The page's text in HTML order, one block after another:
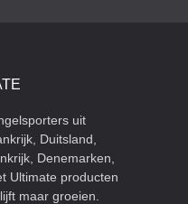
uit
Duitsland,
Denemarken,
Ultimate producten
maar groeien.